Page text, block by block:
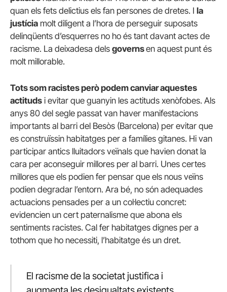
quan els fets delictius els fan persones de dretes. I la
justícia molt diligent a l’hora de perseguir suposats
delinqüents d’esquerres no ho és tant davant actes de
racisme. La deixadesa dels governsen aquest punt és
molt millorable.
Tots som racistes però podem canviar aquestes
actituds i evitar que guanyin les actituds xenòfobes. Als
anys 80 del segle passat van haver manifestacions
importants al barri del Besòs (Barcelona) per evitar que
es construïssin habitatges per a famílies gitanes. Hi van
participar antics lluitadors veïnals que havien donat la
cara per aconseguir millores per al barri. Unes certes
millores que els podien fer pensar que els nous veïns
podien degradar l’entorn. Ara bé, no són adequades
actuacions pensades per a un col·lectiu concret:
evidencien un cert paternalisme que abona els
sentiments racistes. Cal fer habitatges dignes per a
tothom que ho necessiti, l’habitatge és un dret.
El racisme de la societat justifica i